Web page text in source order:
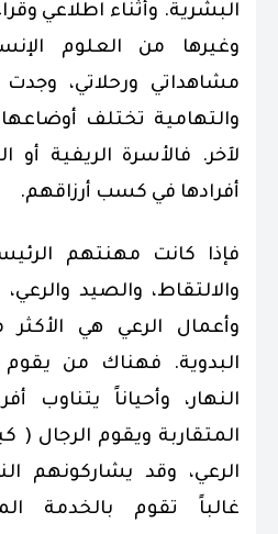
البشرية. وأثناء اطلاعي
وغيرها من العلوم
مشاهداتي ورحلاتي،
والتهامية تختلف
لآخر. فالأسرة الريفية أو
أفرادها في كسب أرزاقهم.
فإذا كانت مهنتهم
والالتقاط، والصيد
وأعمال الرعي هي
البدوية. فهناك من
النهار، وأحياناً يتناوب
المتقاربة ويقوم الرجال (
الرعي، وقد يشاركونهم
غالباً تقوم بالخدمة